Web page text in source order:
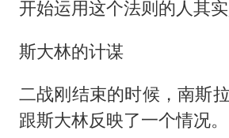
开始运用这个法则的人其实
斯大林的计谋
二战刚结束的时候，南斯
跟斯大林反映了一个情况。